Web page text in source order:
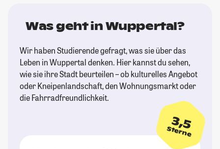
Was geht in Wuppertal?
Wir haben Studierende gefragt, was sie über das
Leben in Wuppertal denken. Hier kannst du sehen,
wie sie ihre Stadt beurteilen – ob kulturelles Angebot
oder Kneipenlandschaft, den Wohnungsmarkt oder
die Fahrradfreundlichkeit.
3,5
Sterne